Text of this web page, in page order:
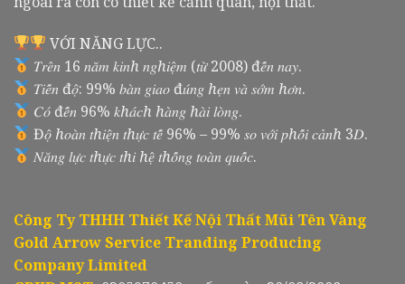
VỚI NĂNG LỰC..
𝑇𝑟𝑒̂𝑛 16 𝑛𝑎̆𝑚 𝑘𝑖𝑛ℎ 𝑛𝑔ℎ𝑖𝑒̣̂𝑚 (𝑡𝑢̛̀ 2008) đ𝑒̂́𝑛 𝑛𝑎𝑦.
𝑇𝑖𝑒̂́𝑛 đ𝑜̣̂: 99% 𝑏𝑎̀𝑛 𝑔𝑖𝑎𝑜 đ𝑢́𝑛𝑔 ℎ𝑒̣𝑛 𝑣𝑎̀ 𝑠𝑜̛́𝑚 ℎ𝑜̛𝑛.
𝐶𝑜́ đ𝑒̂́𝑛 96% 𝑘ℎ𝑎́𝑐ℎ ℎ𝑎̀𝑛𝑔 ℎ𝑎̀𝑖 𝑙𝑜̀𝑛𝑔.
Đ𝑜̣̂ ℎ𝑜𝑎̀𝑛 𝑡ℎ𝑖𝑒̣̂𝑛 𝑡ℎ𝑢̛̣𝑐 𝑡𝑒̂́ 96% – 99% 𝑠𝑜 𝑣𝑜̛́𝑖 𝑝ℎ𝑜̂́𝑖 𝑐𝑎̉𝑛ℎ 3𝐷.
𝑁𝑎̆𝑛𝑔 𝑙𝑢̛̣𝑐 𝑡ℎ𝑢̛̣𝑐 𝑡ℎ𝑖 ℎ𝑒̣̂ 𝑡ℎ𝑜̂́𝑛𝑔 𝑡𝑜𝑎̀𝑛 𝑞𝑢𝑜̂́𝑐.
Công Ty THHH Thiết Kế Nội Thất Mũi Tên Vàng
Gold Arrow Service Tranding Producing
Company Limited